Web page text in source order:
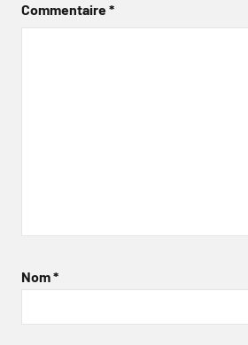
Commentaire*
Nom*